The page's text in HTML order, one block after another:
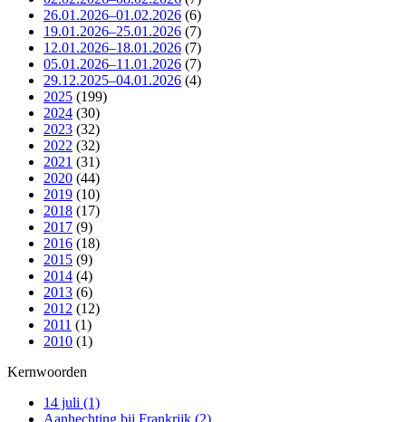
26.01.2026–01.02.2026 (6)
19.01.2026–25.01.2026 (7)
12.01.2026–18.01.2026 (7)
05.01.2026–11.01.2026 (7)
29.12.2025–04.01.2026 (4)
2025 (199)
2024 (30)
2023 (32)
2022 (32)
2021 (31)
2020 (44)
2019 (10)
2018 (17)
2017 (9)
2016 (18)
2015 (9)
2014 (4)
2013 (6)
2012 (12)
2011 (1)
2010 (1)
Kernwoorden
14 juli (1)
Aanhechting bij Frankrijk (2)